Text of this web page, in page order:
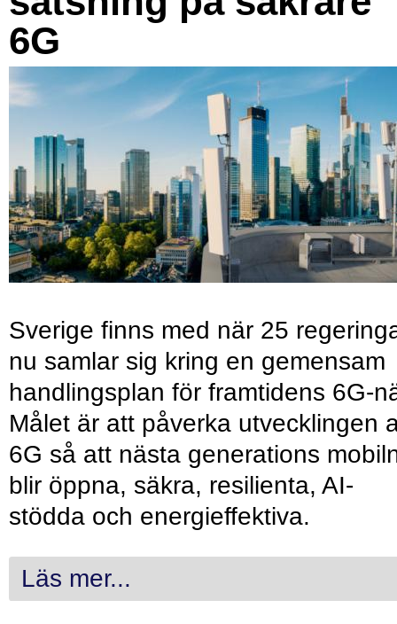
6G
Sverige finns med när 25
nu samlar sig kring en gemensam
handlingsplan för framtidens 6G-
Målet är att påverka utvecklingen
6G så att nästa generations
blir öppna, säkra, resilienta, AI-
stödda och energieffektiva.
Läs mer...